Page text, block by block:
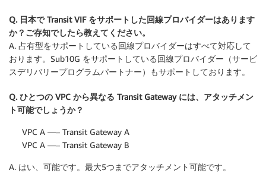
Q. 日本で Transit VIF をサポートした回線プロバイダーはあります
か？ご存知でしたら教えてください。
A. 占有型をサポートしている回線プロバイダーはすべて対応して
おります。Sub10G をサポートしている回線プロバイダー（サービ
スデリバリープログラムパートナー）もサポートしております。
Q. ひとつの VPC から異なる Transit Gateway には、アタッチメン
ト可能でしょうか？
VPC A —– Transit Gateway A
VPC A —– Transit Gateway B
A. はい、可能です。最大5つまでアタッチメント可能です。